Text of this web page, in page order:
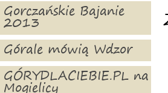
Gorczańskie Bajanie
2013
Górale mówią Wdzor
GÓRYDLACIEBIE.PL na
Mogielicy